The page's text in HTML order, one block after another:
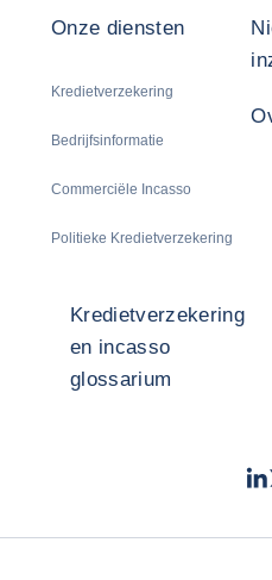
Onze diensten
Kredietverzekering
Bedrijfsinformatie
Commerciële Incasso
Politieke Kredietverzekering
Kredietverzekering
en incasso
glossarium